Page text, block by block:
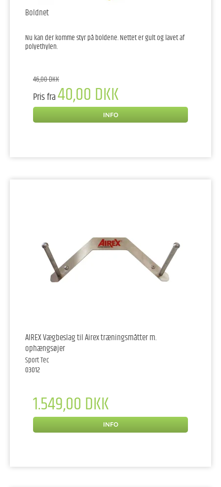
Boldnet
Nu kan der komme styr på boldene. Nettet er gult og lavet af
polyethylen.
46,00 DKK
Pris fra40,00 DKK
INFO
AIREX Vægbeslag til Airex træningsmåtter m.
ophængsøjer
Sport Tec
03012
1.549,00 DKK
INFO